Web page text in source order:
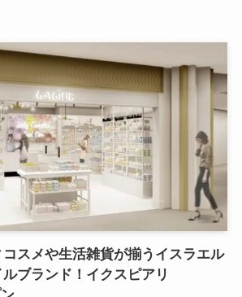
スメや生活雑貨が揃うイスラエル
ブランド！イクスピアリ